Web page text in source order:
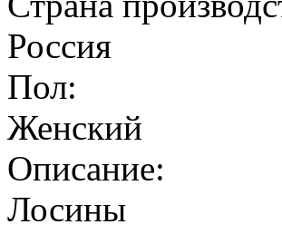
Россия
Пол:
Женский
Описание:
Лосины